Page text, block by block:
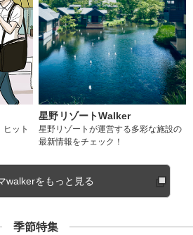
ット
星野リゾートWalker
星野リゾートが運営する多彩な施設の
最新情報をチェック！
walkerをもっと見る
季節特集